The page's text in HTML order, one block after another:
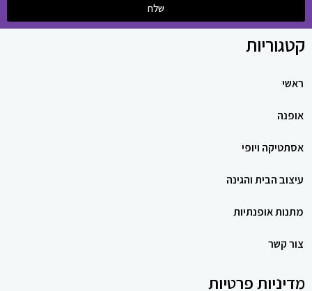
שלח
קטגוריות
ראשי
אופנה
אסתטיקה ויופי
עיצוב הבית והגינה
מתנות אופנתיות
צור קשר
מדיניות פרטיות